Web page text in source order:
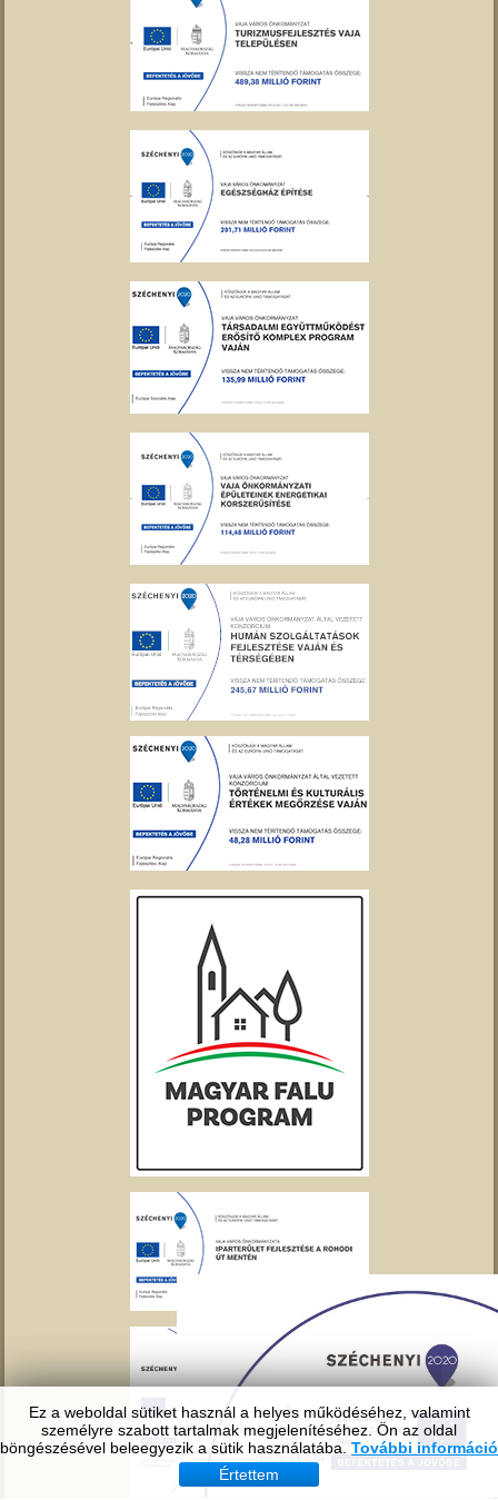
Ez a weboldal sütiket használ a helyes működéséhez, valamint
személyre szabott tartalmak megjelenítéséhez. Ön az oldal
böngészésével beleegyezik a sütik használatába. További információ
Értettem